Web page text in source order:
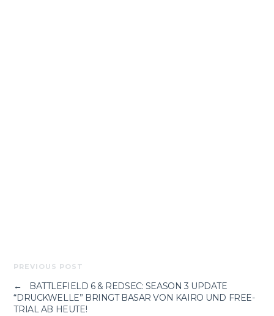
PREVIOUS POST
←
BATTLEFIELD 6 & REDSEC: SEASON 3 UPDATE
“DRUCKWELLE” BRINGT BASAR VON KAIRO UND FREE-
TRIAL AB HEUTE!